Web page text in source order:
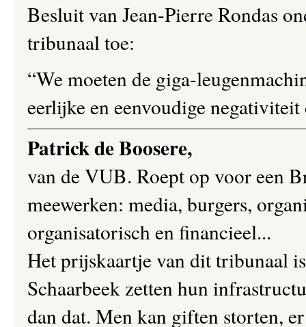
Besluit van Jean-Pierre Rondas
tribunaal toe:
“We moeten de giga-
eerlijke en eenvoudige
Patrick de Boosere,
van de VUB. Roept op voor een
meewerken: media, burgers,
organisatorisch en financieel...
Het prijskaartje van dit tribunaal
Schaarbeek zetten hun
dan dat. Men kan giften storten,